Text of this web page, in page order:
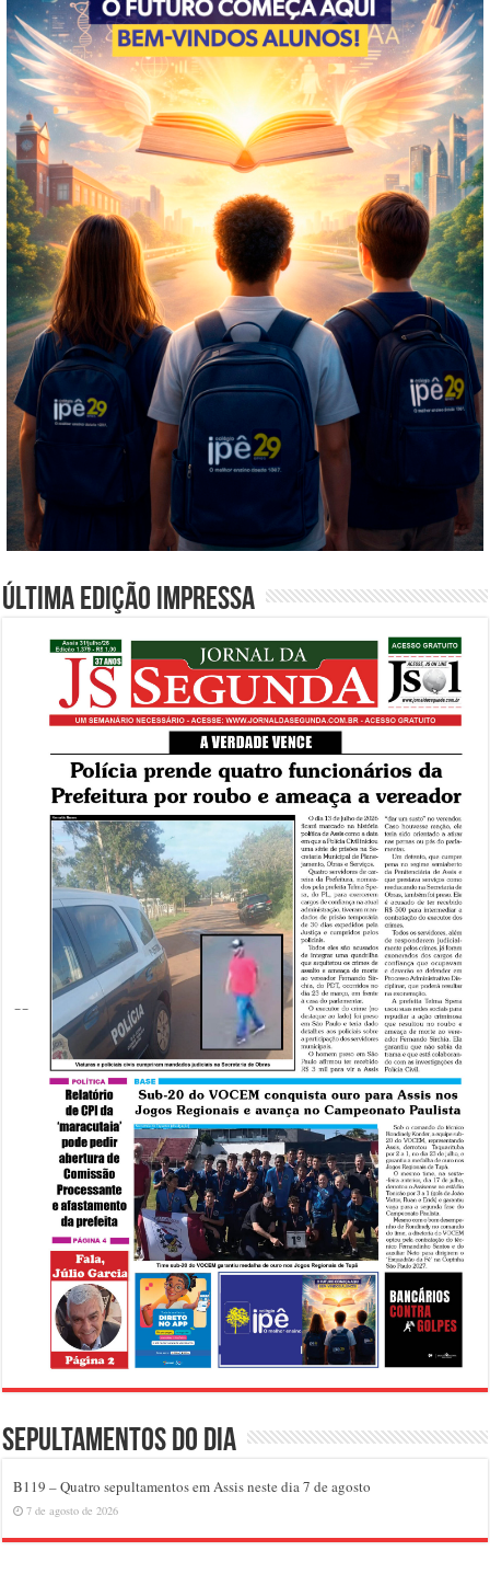
Última edição impressa
Sepultamentos do dia
B119 – Quatro sepultamentos em Assis neste dia 7 de agosto
7 de agosto de 2026